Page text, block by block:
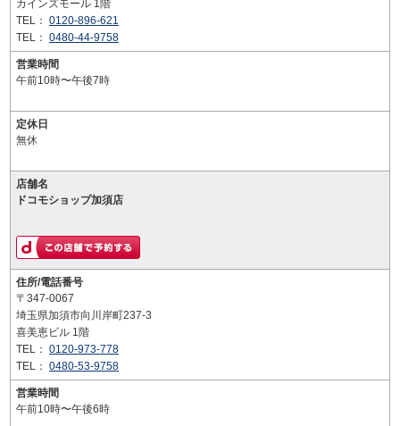
カインズモール 1階
TEL： 0120-896-621
TEL： 0480-44-9758
営業時間
午前10時〜午後7時
定休日
無休
店舗名
ドコモショップ加須店
住所/電話番号
〒347-0067
埼玉県加須市向川岸町237-3
喜美恵ビル 1階
TEL： 0120-973-778
TEL： 0480-53-9758
営業時間
午前10時〜午後6時